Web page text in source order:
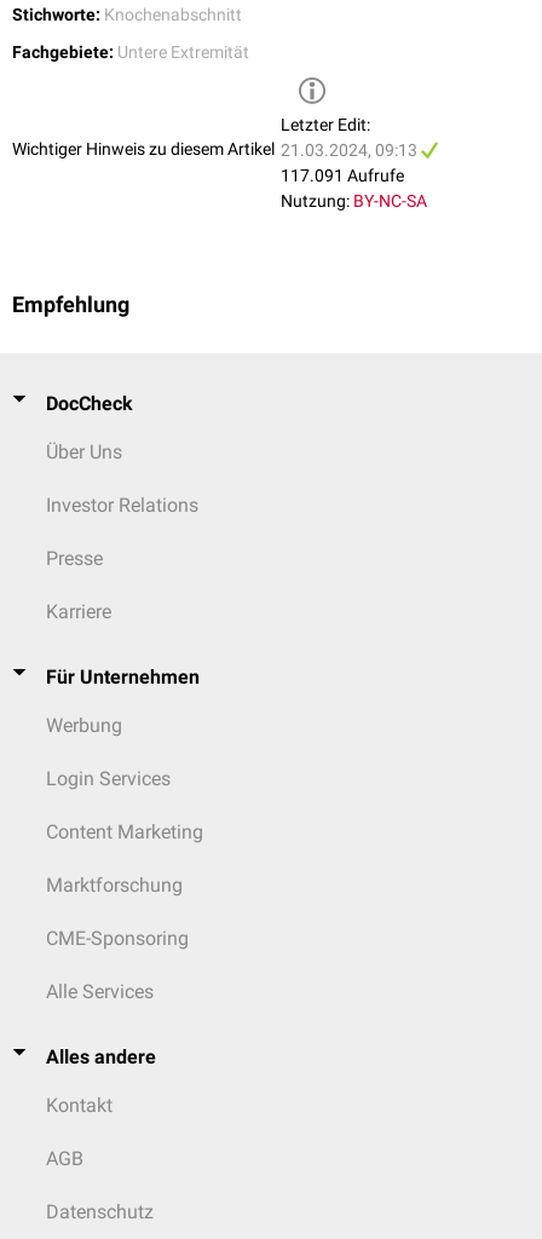
Stichworte: Knochenabschnitt
Fachgebiete: Untere Extremität
Wichtiger Hinweis zu diesem Artikel
Letzter Edit:
21.03.2024, 09:13
117.091 Aufrufe
Nutzung: BY-NC-SA
Empfehlung
DocCheck
Über Uns
Investor Relations
Presse
Karriere
Für Unternehmen
Werbung
Login Services
Content Marketing
Marktforschung
CME-Sponsoring
Alle Services
Alles andere
Kontakt
AGB
Datenschutz